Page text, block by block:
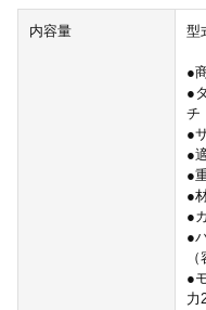
内容量 型
●
●
チ
●
●
●
●
●
●
●
力